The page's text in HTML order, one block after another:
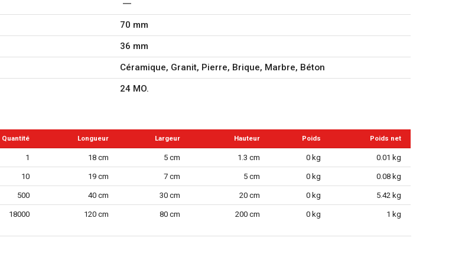
70 mm
36 mm
Céramique, Granit, Pierre, Brique, Marbre, Béton
24 MO.
Quantité Longueur Largeur Hauteur Poids Poids net
1 18 cm 5 cm 1.3 cm 0 kg 0.01 kg
10 19 cm 7 cm 5 cm 0 kg 0.08 kg
500 40 cm 30 cm 20 cm 0 kg 5.42 kg
18000 120 cm 80 cm 200 cm 0 kg 1 kg